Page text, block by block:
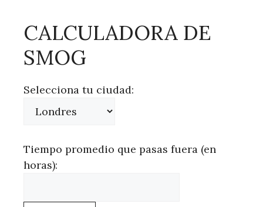
CALCULADORA DE
SMOG
Selecciona tu ciudad:
Tiempo promedio que pasas fuera (en
horas):